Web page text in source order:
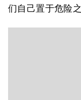
们自己置于危险之